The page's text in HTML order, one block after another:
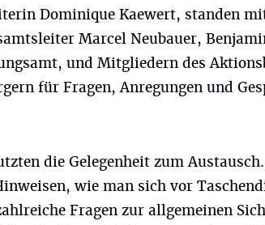
Dominique Kaewert, standen
Marcel Neubauer,
und Mitgliedern des
für Fragen, Anregungen und
die Gelegenheit zum
wie man sich vor
Fragen zur allgemeinen